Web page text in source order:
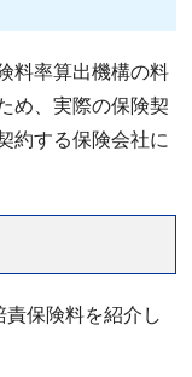
料率算出機構の料
め、実際の保険契
約する保険会社に
保険料を紹介し